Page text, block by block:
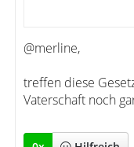
@merline,
treffen diese
Vaterschaft noch